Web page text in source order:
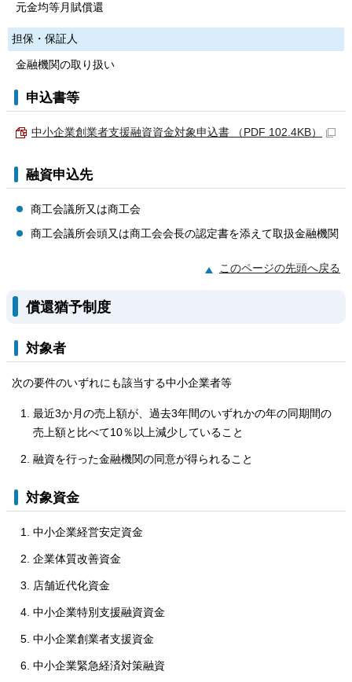
元金均等月賦償還
担保・保証人
金融機関の取り扱い
申込書等
中小企業創業者支援融資資金対象申込書 （PDF 102.4KB）
融資申込先
商工会議所又は商工会
商工会議所会頭又は商工会会長の認定書を添えて取扱金融機関
このページの先頭へ戻る
償還猶予制度
対象者
次の要件のいずれにも該当する中小企業者等
最近3か月の売上額が、過去3年間のいずれかの年の同期間の
売上額と比べて10％以上減少していること
融資を行った金融機関の同意が得られること
対象資金
中小企業経営安定資金
企業体質改善資金
店舗近代化資金
中小企業特別支援融資資金
中小企業創業者支援資金
中小企業緊急経済対策融資